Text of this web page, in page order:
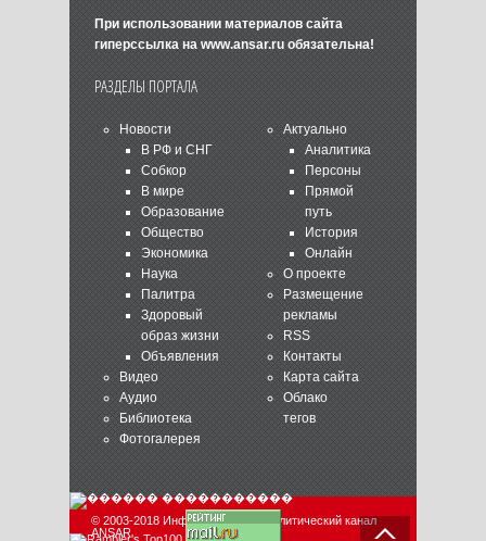
При использовании материалов сайта
гиперссылка на www.ansar.ruобязательна!
РАЗДЕЛЫ ПОРТАЛА
Новости
В РФ и СНГ
Собкор
В мире
Образование
Общество
Экономика
Наука
Палитра
Здоровый
образ жизни
Объявления
Видео
Аудио
Библиотека
Фотогалерея
Актуально
Аналитика
Персоны
Прямой
путь
История
Онлайн
О проекте
Размещение
рекламы
RSS
Контакты
Карта сайта
Облако
тегов
© 2003-2018 Информационно-аналитический канал
ANSAR